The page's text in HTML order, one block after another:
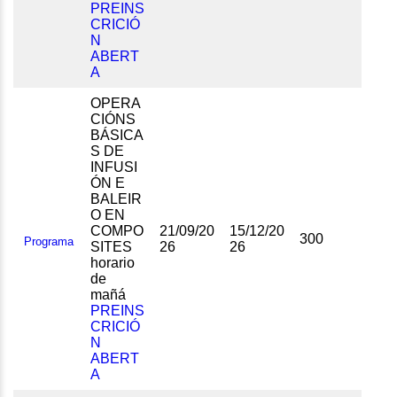
PREINS
CRICIÓ
N
ABERT
A
Programa
OPERA
CIÓNS
BÁSICA
S DE
INFUSI
ÓN E
BALEIR
O EN
COMPO
SITES
horario
de
mañá
PREINS
CRICIÓ
N
ABERT
A
21/09/20
26
15/12/20
26
300